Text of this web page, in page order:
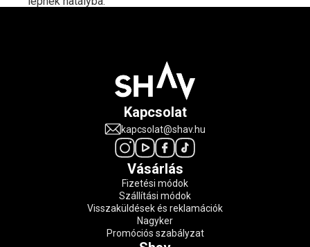
Kapcsolat
kapcsolat@shav.hu
Vásárlás
Fizetési módok
Szállítási módok
Visszaküldések és reklamációk
Nagyker
Promóciós szabályzat